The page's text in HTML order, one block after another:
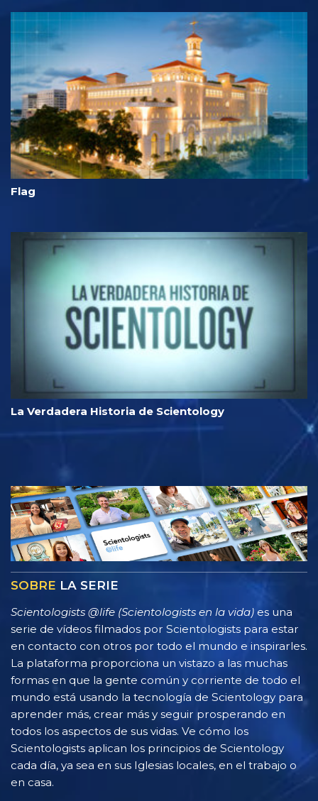
Flag
La Verdadera Historia de Scientology
SOBRE LA SERIE
Scientologists @life (Scientologists en la vida) es una
serie de vídeos filmados por Scientologists para estar
en contacto con otros por todo el mundo e inspirarles.
La plataforma proporciona un vistazo a las muchas
formas en que la gente común y corriente de todo el
mundo está usando la tecnología de Scientology para
aprender más, crear más y seguir prosperando en
todos los aspectos de sus vidas. Ve cómo los
Scientologists aplican los principios de Scientology
cada día, ya sea en sus Iglesias locales, en el trabajo o
en casa.